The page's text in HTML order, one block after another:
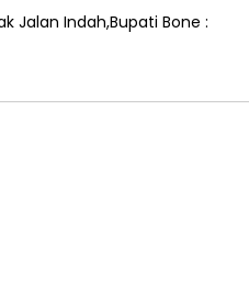
Jalan Indah,Bupati Bone :